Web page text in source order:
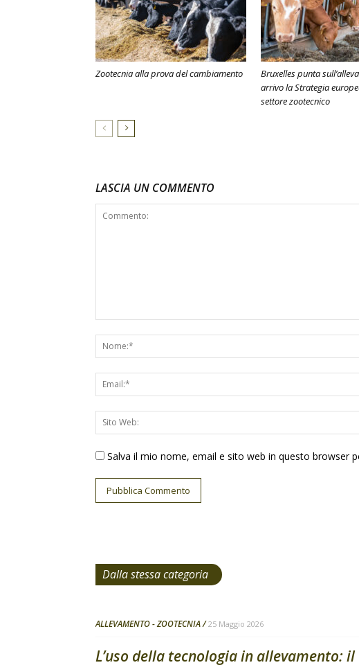
Zootecnia alla prova del cambiamento
Bruxelles punta
arrivo la Strategia
settore zootecnico
LASCIA UN COMMENTO
Salva il mio nome, email e sito web in questo browser
Dalla stessa categoria
ALLEVAMENTO - ZOOTECNIA 25 Maggio 2026
L’uso della tecnologia in allevamento: